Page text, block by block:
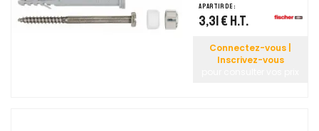
A partir de :
3,31 € H.T.
Connectez-vous |
Inscrivez-vous